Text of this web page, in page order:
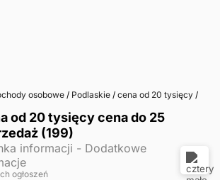
osobowe/ Podlaskie / cena od 20 tysięcy /
od 20 tysięcy cena do 25
(199)
ogłoszeń